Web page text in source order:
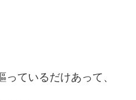
ているだけあって、